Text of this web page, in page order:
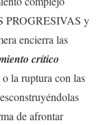
PROGRESIVAS y
encierra las
crítico
la ruptura con las
de afrontar